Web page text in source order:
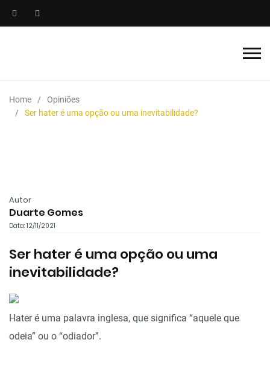
Home
Opiniões
Ser hater é uma opção ou uma inevitabilidade?
Autor
Duarte Gomes
Data: 12/11/2021
Ser hater é uma opção ou uma
inevitabilidade?
Hater é uma palavra inglesa, que significa “aquele que
odeia” ou o “odiador”.